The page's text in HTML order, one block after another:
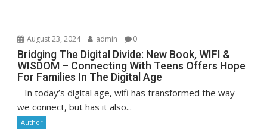
August 23, 2024 admin 0
Bridging The Digital Divide: New Book, WIFI &
WISDOM – Connecting With Teens Offers Hope
For Families In The Digital Age
– In today’s digital age, wifi has transformed the way
we connect, but has it also...
Author